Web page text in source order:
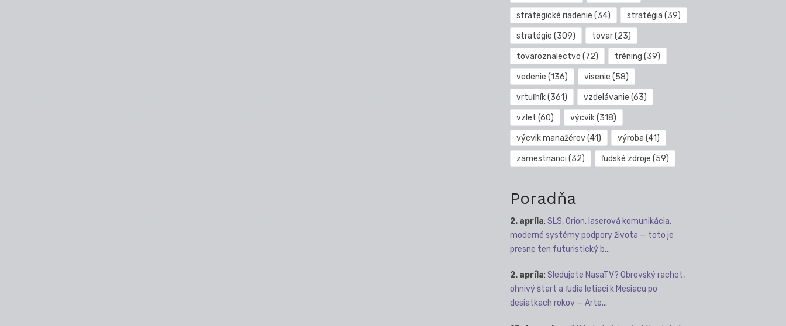
strategické riadenie (34) stratégia (39)
stratégie (309) tovar(23)
tovaroznalectvo (72) tréning (39)
vedenie (136) visenie (58)
vrtuľník(361) vzdelávanie (63)
vzlet (60) výcvik(318)
výcvik manažérov(41) výroba (41)
zamestnanci (32) ľudské zdroje (59)
Poradňa
2. apríla: SLS, Orion, laserová komunikácia,
moderné systémy podpory života — toto je
presne ten futuristický b...
2. apríla: Sledujete NasaTV? Obrovský rachot,
ohnivý štart a ľudia letiaci k Mesiacu po
desiatkach rokov — Arte...